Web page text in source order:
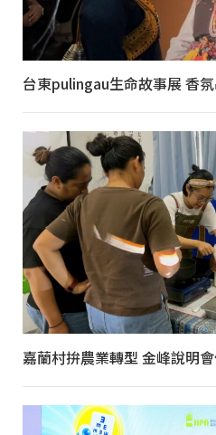
台東pulingau生命故事展 香
嘉蘭村拚農業轉型 金峰說明